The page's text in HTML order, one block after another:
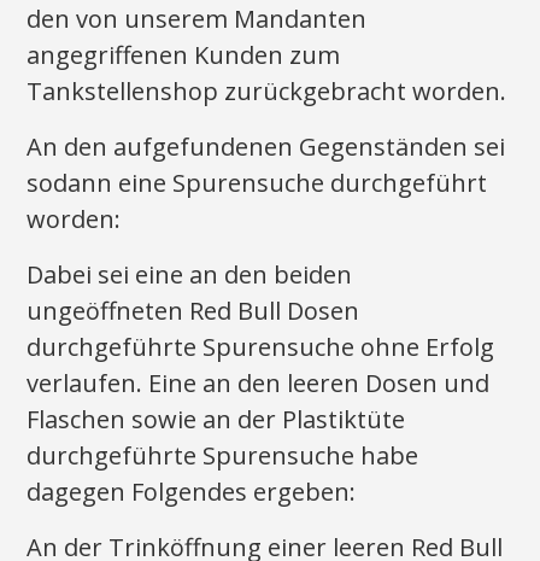
den von unserem Mandanten
angegriffenen Kunden zum
Tankstellenshop zurückgebracht worden.
An den aufgefundenen Gegenständen sei
sodann eine Spurensuche durchgeführt
worden:
Dabei sei eine an den beiden
ungeöffneten Red Bull Dosen
durchgeführte Spurensuche ohne Erfolg
verlaufen. Eine an den leeren Dosen und
Flaschen sowie an der Plastiktüte
durchgeführte Spurensuche habe
dagegen Folgendes ergeben:
An der Trinköffnung einer leeren Red Bull